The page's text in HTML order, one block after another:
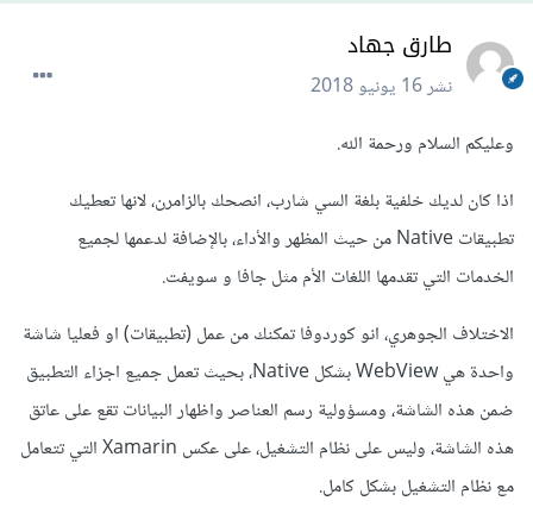
طارق جهاد
نشر16 يونيو 2018
وعليكم السلام ورحمة الله.
اذا كان لديك خلفية بلغة السي شارب، انصحك بالزامرن، لانها تعطيك
تطبيقات Native من حيث المظهر والأداء، بالإضافة لدعمها لجميع
الخدمات التي تقدمها اللغات الأم مثل جافا و سويفت.
الاختلاف الجوهري، انو كوردوفا تمكنك من عمل (تطبيقات) او فعليا شاشة
واحدة هي WebView بشكل Native، بحيث تعمل جميع اجزاء التطبيق
ضمن هذه الشاشة، ومسؤولية رسم العناصر واظهار البيانات تقع على عاتق
هذه الشاشة، وليس على نظام التشغيل، على عكس Xamarin التي تتعامل
مع نظام التشغيل بشكل كامل.